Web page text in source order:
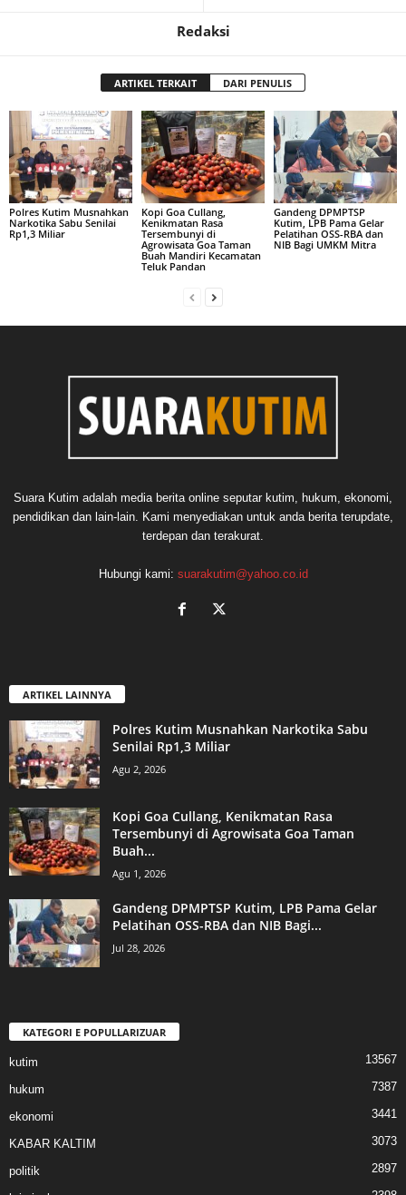
Redaksi
ARTIKEL TERKAIT DARI PENULIS
Polres Kutim Musnahkan
Narkotika Sabu Senilai
Rp1,3 Miliar
Kopi Goa Cullang,
Kenikmatan Rasa
Tersembunyi di
Agrowisata Goa Taman
Buah Mandiri Kecamatan
Teluk Pandan
Gandeng DPMPTSP
Kutim, LPB Pama Gelar
Pelatihan OSS-RBA dan
NIB Bagi UMKM Mitra
Suara Kutim adalah media berita online seputar kutim, hukum, ekonomi,
pendidikan dan lain-lain. Kami menyediakan untuk anda berita terupdate,
terdepan dan terakurat.
Hubungi kami: suarakutim@yahoo.co.id
ARTIKEL LAINNYA
Polres Kutim Musnahkan Narkotika Sabu
Senilai Rp1,3 Miliar
Agu 2, 2026
Kopi Goa Cullang, Kenikmatan Rasa
Tersembunyi di Agrowisata Goa Taman
Buah...
Agu 1, 2026
Gandeng DPMPTSP Kutim, LPB Pama Gelar
Pelatihan OSS-RBA dan NIB Bagi...
Jul 28, 2026
KATEGORI E POPULLARIZUAR
kutim 13567
hukum 7387
ekonomi 3441
KABAR KALTIM 3073
politik 2897